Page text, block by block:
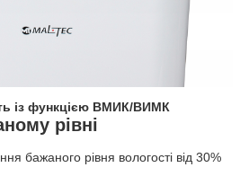
із функцією ВМИК/ВИМК
рівні
бажаного рівня вологості від 30%